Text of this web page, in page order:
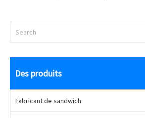
Des produits
Fabricant de sandwich